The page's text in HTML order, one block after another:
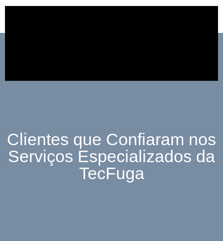
Clientes que Confiaram nos
Serviços Especializados da
TecFuga